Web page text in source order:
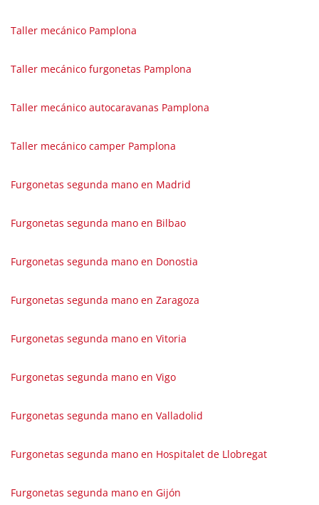
Taller mecánico Pamplona
Taller mecánico furgonetas Pamplona
Taller mecánico autocaravanas Pamplona
Taller mecánico camper Pamplona
Furgonetas segunda mano en Madrid
Furgonetas segunda mano en Bilbao
Furgonetas segunda mano en Donostia
Furgonetas segunda mano en Zaragoza
Furgonetas segunda mano en Vitoria
Furgonetas segunda mano en Vigo
Furgonetas segunda mano en Valladolid
Furgonetas segunda mano en Hospitalet de Llobregat
Furgonetas segunda mano en Gijón